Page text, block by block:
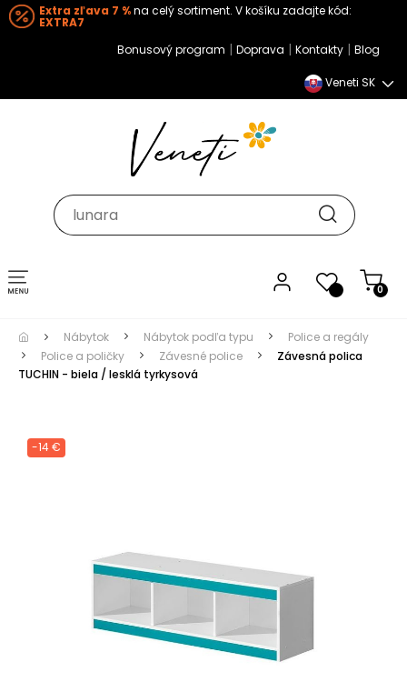
Extra zľava 7 %na celý sortiment. V košíku zadajte kód:
EXTRA7
Bonusový program | Doprava | Kontakty | Blog
Veneti SK
0
Toggle navigation
Nábytok Nábytok podľa typu
Police a regály
Police a poličky
Závesné police
Závesná polica
TUCHIN - biela / lesklá tyrkysová
-14 €